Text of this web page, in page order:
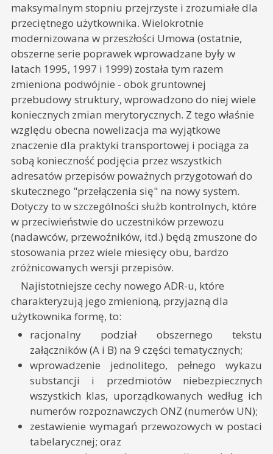
maksymalnym stopniu przejrzyste i zrozumiałe dla
przeciętnego użytkownika. Wielokrotnie
modernizowana w przeszłości Umowa (ostatnie,
obszerne serie poprawek wprowadzane były w
latach 1995, 1997 i 1999) została tym razem
zmieniona podwójnie - obok gruntownej
przebudowy struktury, wprowadzono do niej wiele
koniecznych zmian merytorycznych. Z tego właśnie
względu obecna nowelizacja ma wyjątkowe
znaczenie dla praktyki transportowej i pociąga za
sobą konieczność podjęcia przez wszystkich
adresatów przepisów poważnych przygotowań do
skutecznego "przełączenia się" na nowy system.
Dotyczy to w szczególności służb kontrolnych, które
w przeciwieństwie do uczestników przewozu
(nadawców, przewoźników, itd.) będą zmuszone do
stosowania przez wiele miesięcy obu, bardzo
zróżnicowanych wersji przepisów.
Najistotniejsze cechy nowego ADR-u, które
charakteryzują jego zmienioną, przyjazną dla
użytkownika formę, to:
racjonalny podział obszernego tekstu
załączników (A i B) na 9 części tematycznych;
wprowadzenie jednolitego, pełnego wykazu
substancji i przedmiotów niebezpiecznych
wszystkich klas, uporządkowanych według ich
numerów rozpoznawczych ONZ (numerów UN);
zestawienie wymagań przewozowych w postaci
tabelarycznej; oraz